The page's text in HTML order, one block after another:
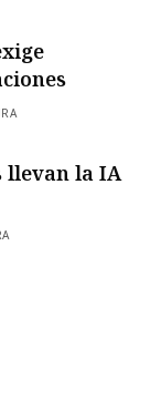
llevan la IA